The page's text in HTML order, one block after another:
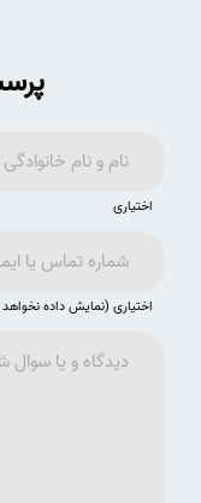
اختیاری
اختیاری (نمایش داده